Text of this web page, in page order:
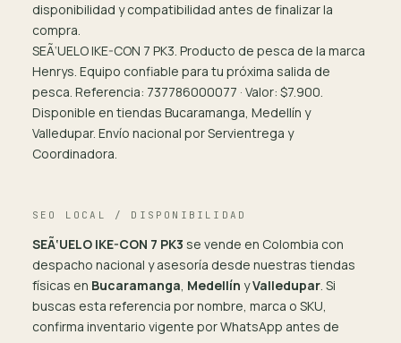
disponibilidad y compatibilidad antes de finalizar la
compra.
SEÃ‘UELO IKE-CON 7 PK3. Producto de pesca de la marca
Henrys. Equipo confiable para tu próxima salida de
pesca. Referencia: 737786000077 · Valor: $7.900.
Disponible en tiendas Bucaramanga, Medellín y
Valledupar. Envío nacional por Servientrega y
Coordinadora.
SEO LOCAL / DISPONIBILIDAD
SEÃ‘UELO IKE-CON 7 PK3 se vende en Colombia con
despacho nacional y asesoría desde nuestras tiendas
físicas en Bucaramanga, Medellín yValledupar. Si
buscas esta referencia por nombre, marca o SKU,
confirma inventario vigente por WhatsApp antes de